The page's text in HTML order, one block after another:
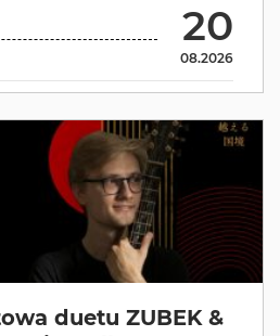
20
08.2026
duetu ZUBEK &